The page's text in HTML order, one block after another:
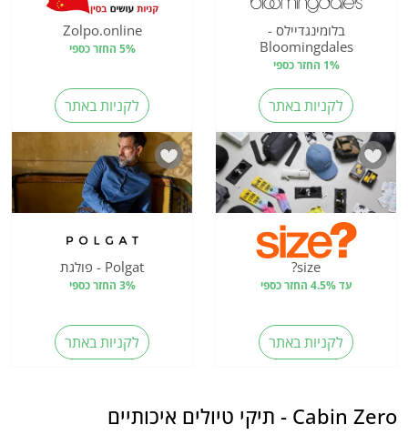
בלומינגדיילס -
Bloomingdales
1% החזר כספי
לקניות באתר
Zolpo.online
5% החזר כספי
לקניות באתר
size?
עד 4.5% החזר כספי
לקניות באתר
Polgat - פולגת
3% החזר כספי
לקניות באתר
Cabin Zero - תיקי טיולים איכותיים